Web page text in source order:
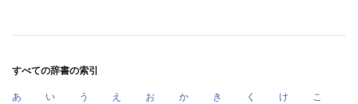
すべての辞書の索引
あ い う え お か き く け こ